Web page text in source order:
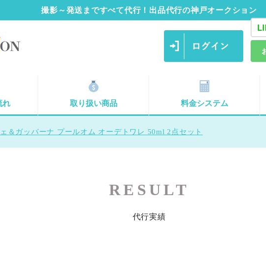
撮影～発送まですべて代行！出品代行の神戸オークション
れ 取り扱い商品 料金システム
ェ＆ガッバーナ プールオム オーデトワレ 50ml 2点セット
RESULT
代行実績